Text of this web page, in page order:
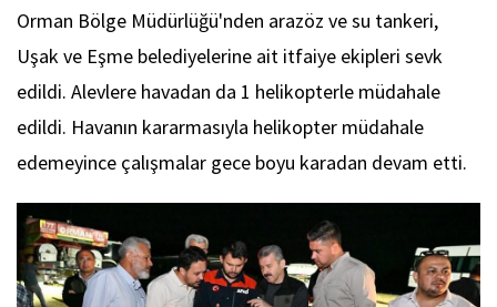
Orman Bölge Müdürlüğü'nden arazöz ve su tankeri,
Uşak ve Eşme belediyelerine ait itfaiye ekipleri sevk
edildi. Alevlere havadan da 1 helikopterle müdahale
edildi. Havanın kararmasıyla helikopter müdahale
edemeyince çalışmalar gece boyu karadan devam etti.